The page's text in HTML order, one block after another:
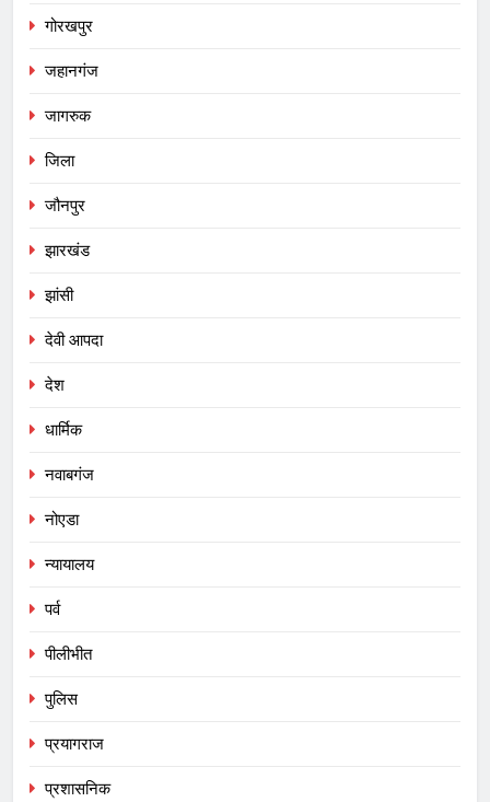
गोरखपुर
जहानगंज
जागरुक
जिला
जौनपुर
झारखंड
झांसी
देवी आपदा
देश
धार्मिक
नवाबगंज
नोएडा
न्यायालय
पर्व
पीलीभीत
पुलिस
प्रयागराज
प्रशासनिक